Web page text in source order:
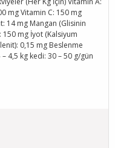
mg Vitamin C: 150 mg
14 mg Mangan (Glisinin
mg İyot (Kalsiyum
0,15 mg Beslenme
4,5 kg kedi: 30 – 50 g/gün